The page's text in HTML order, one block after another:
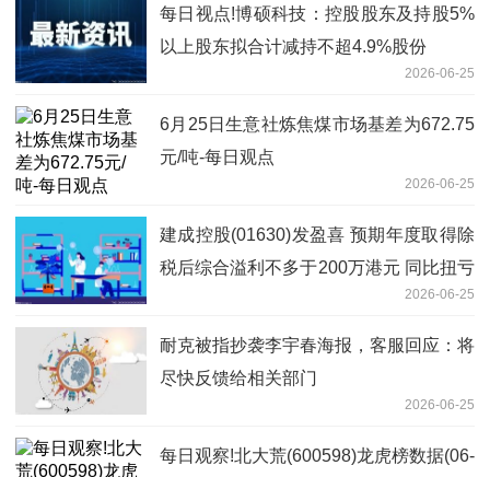
每日视点!博硕科技：控股股东及持股5%
以上股东拟合计减持不超4.9%股份
2026-06-25
6月25日生意社炼焦煤市场基差为672.75
元/吨-每日观点
2026-06-25
建成控股(01630)发盈喜 预期年度取得除
税后综合溢利不多于200万港元 同比扭亏
2026-06-25
耐克被指抄袭李宇春海报，客服回应：将
尽快反馈给相关部门
2026-06-25
每日观察!北大荒(600598)龙虎榜数据(06-